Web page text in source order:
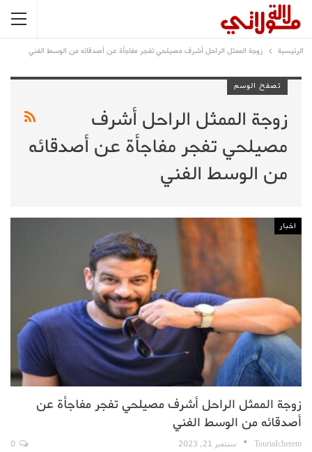
الرئيسية زوجة الممثل الراحل أشرف مصيلحي تفجر مفاجأة عن أصدقائه من الوسط الفني
تصفح الوسم
زوجة الممثل الراحل أشرف
مصيلحي تفجر مفاجأة عن أصدقائه
من الوسط الفني
اخبار
زوجة الممثل الراحل أشرف مصيلحي تفجر مفاجأة عن
أصدقائه من الوسط الفني
TouriaIcherem سبتمبر 21, 2023